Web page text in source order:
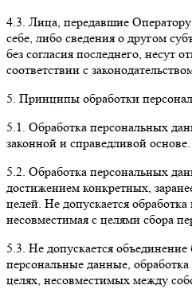
4.3. Лица, передавшие
себе, либо сведения о другом
без согласия последнего, несут
соответствии с
5. Принципы обработки
5.1. Обработка персональных
законной и справедливой основе.
5.2. Обработка персональных
достижением конкретных,
целей. Не допускается
несовместимая с целями сбора
5.3. Не допускается
персональные данные,
целях, несовместимых между